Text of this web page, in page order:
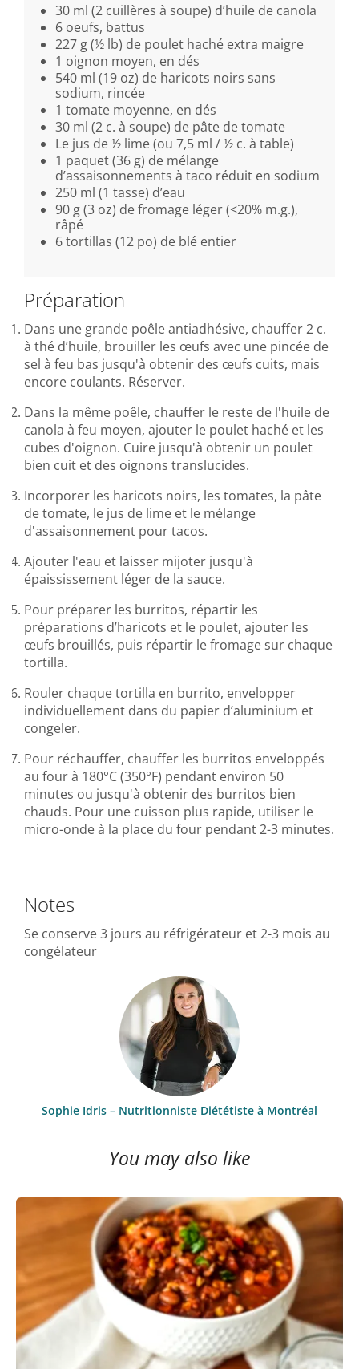
30 ml (2 cuillères à soupe) d’huile de canola
6 oeufs, battus
227 g (½ lb) de poulet haché extra maigre
1 oignon moyen, en dés
540 ml (19 oz) de haricots noirs sans
sodium, rincée
1 tomate moyenne, en dés
30 ml (2 c. à soupe) de pâte de tomate
Le jus de ½ lime (ou 7,5 ml / ½ c. à table)
1 paquet (36 g) de mélange
d’assaisonnements à taco réduit en sodium
250 ml (1 tasse) d’eau
90 g (3 oz) de fromage léger (<20% m.g.),
râpé
6 tortillas (12 po) de blé entier
Préparation
Dans une grande poêle antiadhésive, chauffer 2 c.
à thé d’huile, brouiller les œufs avec une pincée de
sel à feu bas jusqu'à obtenir des œufs cuits, mais
encore coulants. Réserver.
Dans la même poêle, chauffer le reste de l'huile de
canola à feu moyen, ajouter le poulet haché et les
cubes d'oignon. Cuire jusqu'à obtenir un poulet
bien cuit et des oignons translucides.
Incorporer les haricots noirs, les tomates, la pâte
de tomate, le jus de lime et le mélange
d'assaisonnement pour tacos.
Ajouter l'eau et laisser mijoter jusqu'à
épaississement léger de la sauce.
Pour préparer les burritos, répartir les
préparations d’haricots et le poulet, ajouter les
œufs brouillés, puis répartir le fromage sur chaque
tortilla.
Rouler chaque tortilla en burrito, envelopper
individuellement dans du papier d’aluminium et
congeler.
Pour réchauffer, chauffer les burritos enveloppés
au four à 180°C (350°F) pendant environ 50
minutes ou jusqu'à obtenir des burritos bien
chauds. Pour une cuisson plus rapide, utiliser le
micro-onde à la place du four pendant 2-3 minutes.
Notes
Se conserve 3 jours au réfrigérateur et 2-3 mois au
congélateur
Sophie Idris – Nutritionniste Diététiste à Montréal
You may also like